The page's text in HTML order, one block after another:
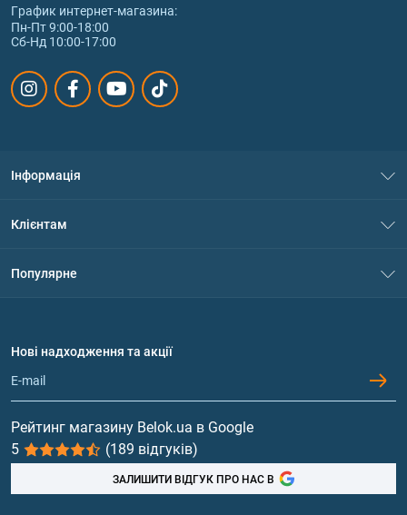
График интернет‑магазина:
Пн-Пт 9:00-18:00
Сб-Нд 10:00-17:00
Інформація
Політика конфіденційності
Обмін та повернення
Клієнтам
Популярне
Протеїн
Гейнери
Вітаміни та мінерали
Риб'ячий жир, жирні кислоти
Нові надходження та акції
Рейтинг магазину Belok.ua в Google
5
(189 відгуків)
ЗАЛИШИТИ ВІДГУК ПРО НАС В